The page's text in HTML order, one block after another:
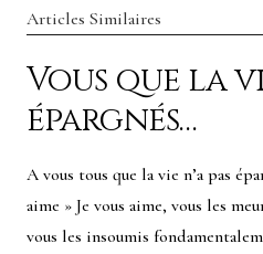
Articles Similaires
Vous que la
épargnés…
A vous tous que la vie n’a pas
aime » Je vous aime, vous les
vous les insoumis